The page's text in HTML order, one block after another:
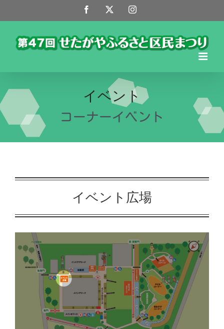
to
content
Facebook Instagram
イベント
コーナーイベント
イベント広場